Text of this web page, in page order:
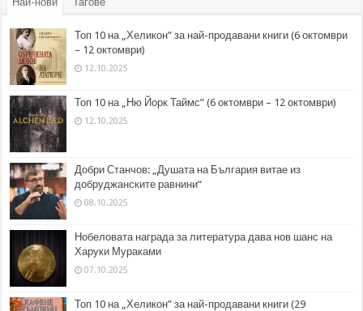
Топ 10 на „Хеликон” за най-продавани книги (6 октомври
– 12 октомври)
12.10.2025
Топ 10 на „Ню Йорк Таймс” (6 октомври – 12 октомври)
12.10.2025
Добри Станчов: „Душата на България витае из
добруджанските равнини“
08.10.2025
Нобеловата награда за литература дава нов шанс на
Харуки Мураками
07.10.2025
Топ 10 на „Хеликон” за най-продавани книги (29